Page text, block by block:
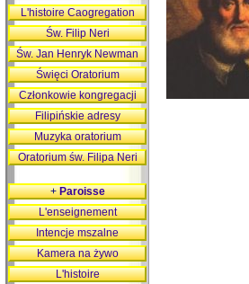
L'histoire Caogregation
Św. Filip Neri
Św. Jan Henryk Newman
Święci Oratorium
Członkowie kongregacji
Filipińskie adresy
Muzyka oratorium
Oratorium św. Filipa Neri
+Paroisse
L'enseignement
Intencje mszalne
Kamera na żywo
L'histoire